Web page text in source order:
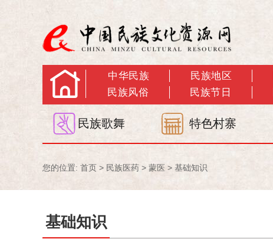
中华民族 民族地区
民族风俗
民族节日
民族歌舞 特色村寨
您的位置: 首页 > 民族医药 > 蒙医 > 基础知识
基础知识